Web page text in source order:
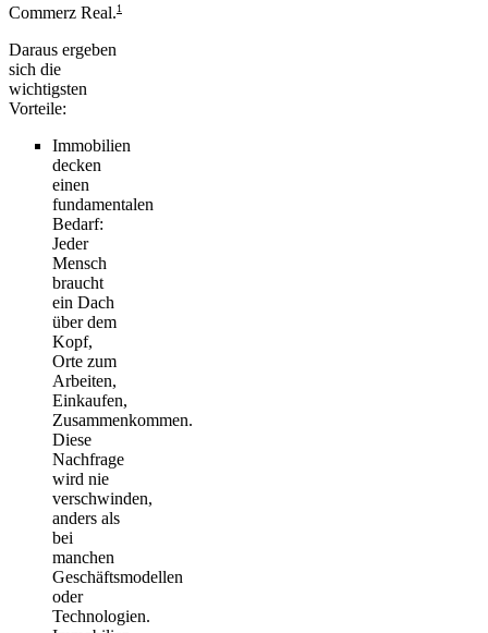
Commerz Real.1
Daraus ergeben
sich die
wichtigsten
Vorteile:
Immobilien
decken
einen
fundamentalen
Bedarf:
Jeder
Mensch
braucht
ein Dach
über dem
Kopf,
Orte zum
Arbeiten,
Einkaufen,
Zusammenkommen.
Diese
Nachfrage
wird nie
verschwinden,
anders als
bei
manchen
Geschäftsmodellen
oder
Technologien.